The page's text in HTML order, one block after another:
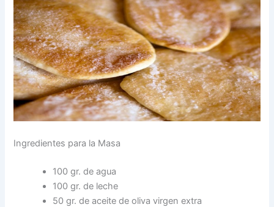
Ingredientes para la Masa
100 gr. de agua
100 gr. de leche
50 gr. de aceite de oliva virgen extra